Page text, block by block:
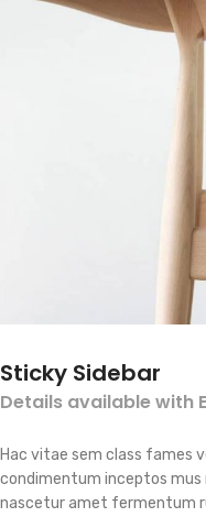
Sticky Sidebar
Details available with
Hac vitae sem class fames
condimentum inceptos mus
nascetur amet fermentum